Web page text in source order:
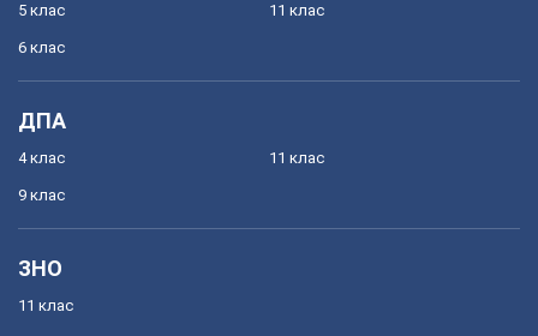
5 клас
6 клас
11 клас
ДПА
4 клас
9 клас
11 клас
ЗНО
11 клас